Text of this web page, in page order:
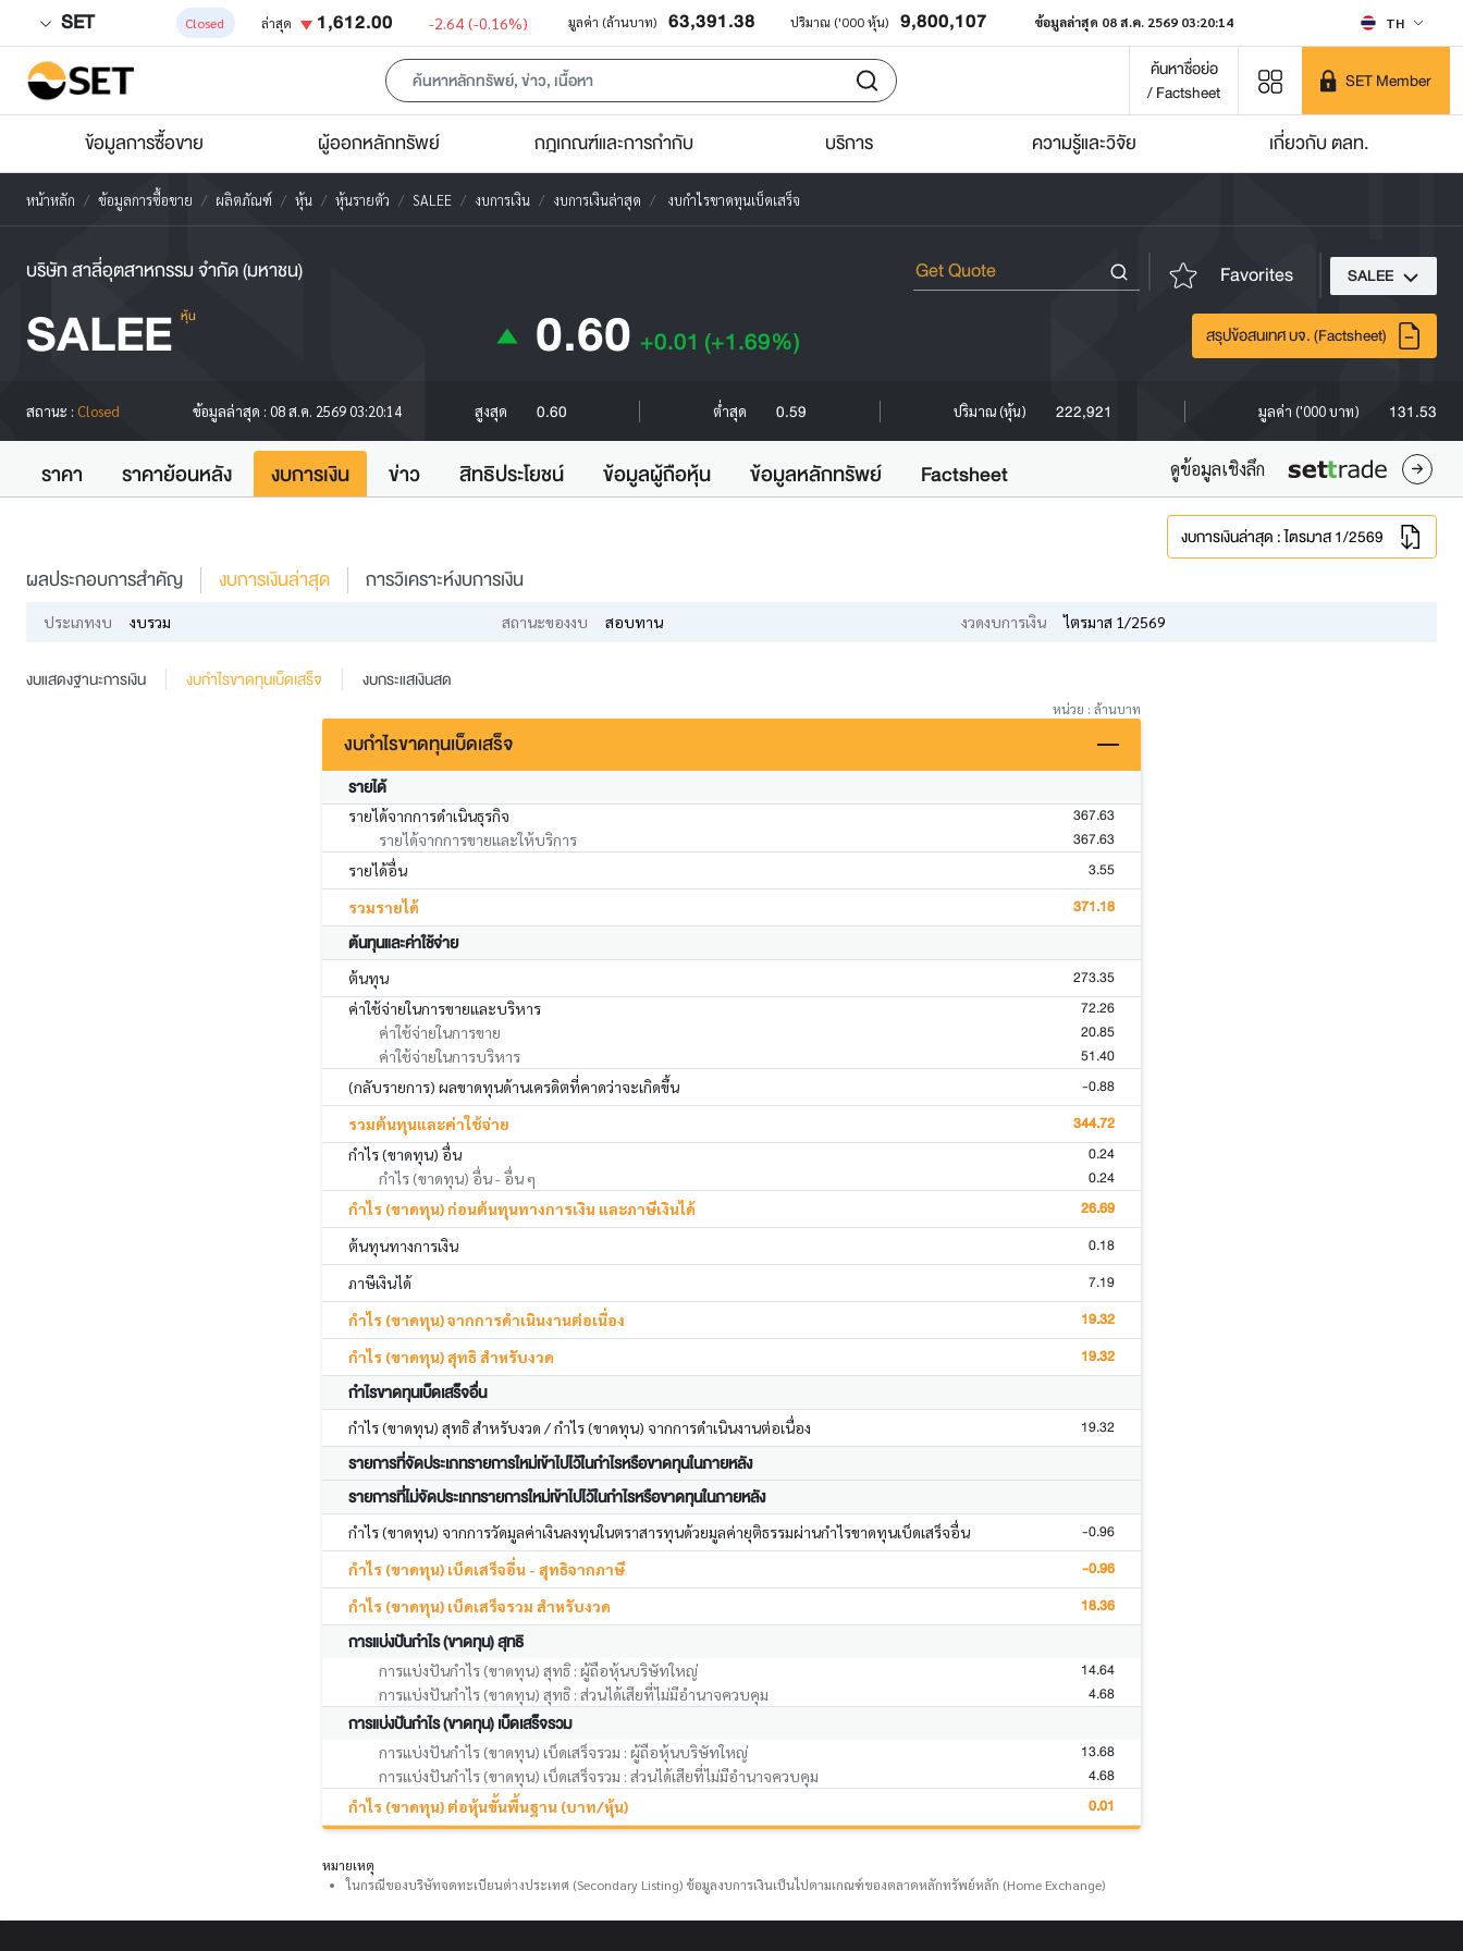
SET Closed ล่าสุด 1,612.00 -2.64 (-0.16%) มูลค่า (ล้านบาท) 63,391.38 ปริมาณ ('000 หุ้น) 9,800,107 ข้อมูลล่าสุด 08 ส.ค. 2569 03:20:14 TH
ค้นหาชื่อย่อ
/ Factsheet
SET Member
ข้อมูลการซื้อขาย ผู้ออกหลักทรัพย์ กฎเกณฑ์และการกำกับ บริการ ความรู้และวิจัย เกี่ยวกับ ตลท.
หน้าหลัก ข้อมูลการซื้อขาย ผลิตภัณฑ์ หุ้น หุ้นรายตัว SALEE งบการเงิน งบการเงินล่าสุด งบกำไรขาดทุนเบ็ดเสร็จ
บริษัท สาลี่อุตสาหกรรม จำกัด (มหาชน) Favorites SALEE
SALEE หุ้น 0.60 +0.01 (+1.69%) สรุปข้อสนเทศ บจ. (Factsheet)
สถานะ : Closed ข้อมูลล่าสุด : 08 ส.ค. 2569 03:20:14 สูงสุด 0.60 ต่ำสุด 0.59 ปริมาณ (หุ้น) 222,921 มูลค่า ('000 บาท) 131.53
ราคา ราคาย้อนหลัง งบการเงิน ข่าว สิทธิประโยชน์ ข้อมูลผู้ถือหุ้น ข้อมูลหลักทรัพย์ Factsheet ดูข้อมูลเชิงลึก
งบการเงินล่าสุด : ไตรมาส 1/2569
ผลประกอบการสำคัญ งบการเงินล่าสุด การวิเคราะห์งบการเงิน
ประเภทงบ งบรวม สถานะของงบ สอบทาน งวดงบการเงิน ไตรมาส 1/2569
งบแสดงฐานะการเงิน งบกำไรขาดทุนเบ็ดเสร็จ งบกระแสเงินสด
หน่วย : ล้านบาท
งบกำไรขาดทุนเบ็ดเสร็จ
รายได้
รายได้จากการดำเนินธุรกิจ 367.63
รายได้จากการขายและให้บริการ 367.63
รายได้อื่น 3.55
รวมรายได้ 371.18
ต้นทุนและค่าใช้จ่าย
ต้นทุน 273.35
ค่าใช้จ่ายในการขายและบริหาร 72.26
ค่าใช้จ่ายในการขาย 20.85
ค่าใช้จ่ายในการบริหาร 51.40
(กลับรายการ) ผลขาดทุนด้านเครดิตที่คาดว่าจะเกิดขึ้น -0.88
รวมต้นทุนและค่าใช้จ่าย 344.72
กำไร (ขาดทุน) อื่น 0.24
กำไร (ขาดทุน) อื่น - อื่น ๆ 0.24
กำไร (ขาดทุน) ก่อนต้นทุนทางการเงิน และภาษีเงินได้ 26.69
ต้นทุนทางการเงิน 0.18
ภาษีเงินได้ 7.19
กำไร (ขาดทุน) จากการดำเนินงานต่อเนื่อง 19.32
กำไร (ขาดทุน) สุทธิ สำหรับงวด 19.32
กำไรขาดทุนเบ็ดเสร็จอื่น
กำไร (ขาดทุน) สุทธิ สำหรับงวด / กำไร (ขาดทุน) จากการดำเนินงานต่อเนื่อง 19.32
รายการที่จัดประเภทรายการใหม่เข้าไปไว้ในกำไรหรือขาดทุนในภายหลัง
รายการที่ไม่จัดประเภทรายการใหม่เข้าไปไว้ในกำไรหรือขาดทุนในภายหลัง
กำไร (ขาดทุน) จากการวัดมูลค่าเงินลงทุนในตราสารทุนด้วยมูลค่ายุติธรรมผ่านกำไรขาดทุนเบ็ดเสร็จอื่น -0.96
กำไร (ขาดทุน) เบ็ดเสร็จอื่น - สุทธิจากภาษี -0.96
กำไร (ขาดทุน) เบ็ดเสร็จรวม สำหรับงวด 18.36
การแบ่งปันกำไร (ขาดทุน) สุทธิ
การแบ่งปันกำไร (ขาดทุน) สุทธิ : ผู้ถือหุ้นบริษัทใหญ่ 14.64
การแบ่งปันกำไร (ขาดทุน) สุทธิ : ส่วนได้เสียที่ไม่มีอำนาจควบคุม 4.68
การแบ่งปันกำไร (ขาดทุน) เบ็ดเสร็จรวม
การแบ่งปันกำไร (ขาดทุน) เบ็ดเสร็จรวม : ผู้ถือหุ้นบริษัทใหญ่ 13.68
การแบ่งปันกำไร (ขาดทุน) เบ็ดเสร็จรวม : ส่วนได้เสียที่ไม่มีอำนาจควบคุม 4.68
กำไร (ขาดทุน) ต่อหุ้นขั้นพื้นฐาน (บาท/หุ้น) 0.01
หมายเหตุ
ในกรณีของบริษัทจดทะเบียนต่างประเทศ (Secondary Listing) ข้อมูลงบการเงินเป็นไปตามเกณฑ์ของตลาดหลักทรัพย์หลัก (Home Exchange)